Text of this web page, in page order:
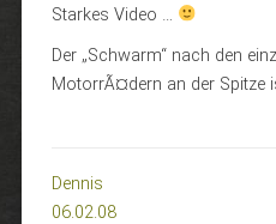
Starkes Video …
Der „Schwarm“ nach den
MotorrÃ¤dern an der Spitze
Dennis
06.02.08